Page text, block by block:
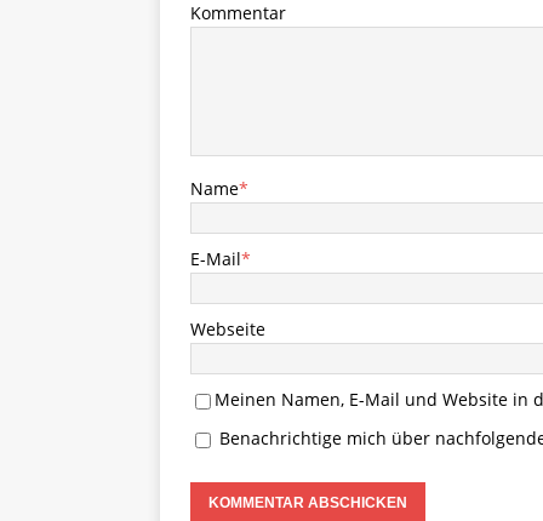
Kommentar
Name*
E-Mail*
Webseite
Meinen Namen, E-Mail und Website in
Benachrichtige mich über